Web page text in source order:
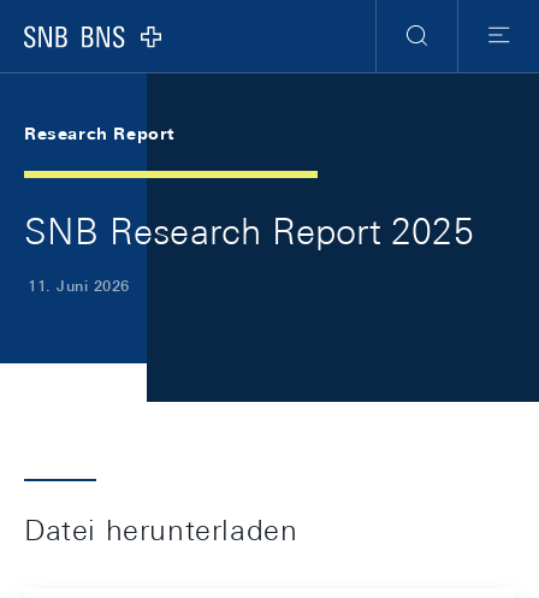
Logo
Suche
Menu
Research Report
SNB Research Report 2025
11. Juni 2026
Datei herunterladen